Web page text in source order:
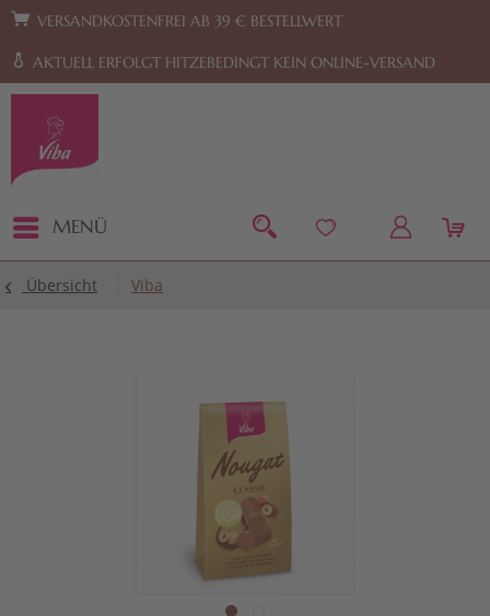
Zur Hauptnavigation springen Zum Footer springen
VERSANDKOSTENFREI AB 39 € BESTELLWERT
AKTUELL ERFOLGT HITZEBEDINGT KEIN ONLINE-VERSAND
MENÜ
Übersicht Viba